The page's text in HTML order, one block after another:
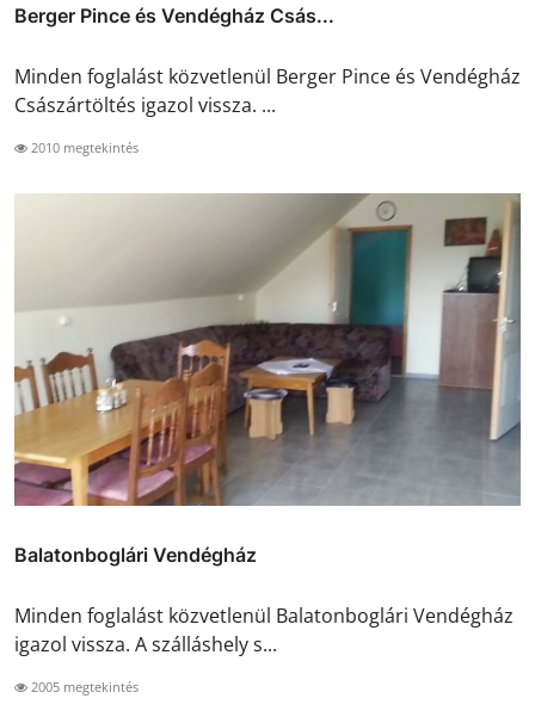
Berger Pince és Vendégház Csás...
Minden foglalást közvetlenül Berger Pince és Vendégház
Császártöltés igazol vissza. ...
2010 megtekintés
Balatonboglári Vendégház
Minden foglalást közvetlenül Balatonboglári Vendégház
igazol vissza. A szálláshely s...
2005 megtekintés